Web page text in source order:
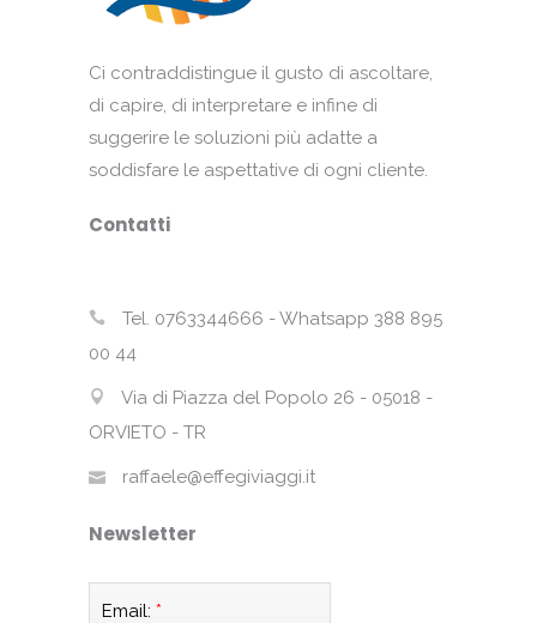
Ci contraddistingue il gusto di ascoltare,
di capire, di interpretare e infine di
suggerire le soluzioni più adatte a
soddisfare le aspettative di ogni cliente.
Contatti
Tel. 0763344666 - Whatsapp 388 895
00 44
Via di Piazza del Popolo 26 - 05018 -
ORVIETO - TR
raffaele@effegiviaggi.it
Newsletter
Email: *